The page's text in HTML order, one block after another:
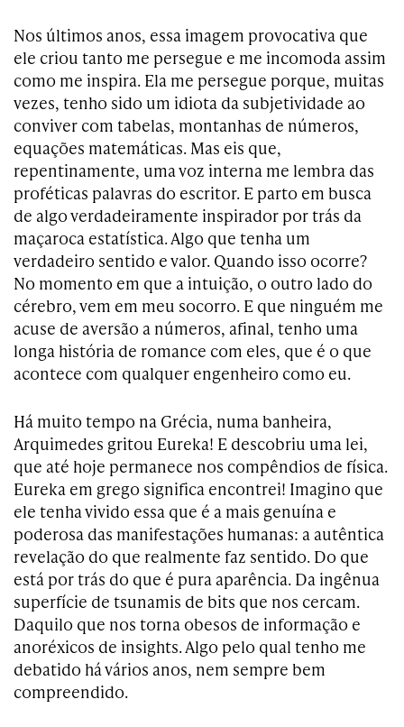
Nos últimos anos, essa imagem provocativa que
ele criou tanto me persegue e me incomoda assim
como me inspira. Ela me persegue porque, muitas
vezes, tenho sido um idiota da subjetividade ao
conviver com tabelas, montanhas de números,
equações matemáticas. Mas eis que,
repentinamente, uma voz interna me lembra das
proféticas palavras do escritor. E parto em busca
de algo verdadeiramente inspirador por trás da
maçaroca estatística. Algo que tenha um
verdadeiro sentido e valor. Quando isso ocorre?
No momento em que a intuição, o outro lado do
cérebro, vem em meu socorro. E que ninguém me
acuse de aversão a números, afinal, tenho uma
longa história de romance com eles, que é o que
acontece com qualquer engenheiro como eu.
Há muito tempo na Grécia, numa banheira,
Arquimedes gritou Eureka! E descobriu uma lei,
que até hoje permanece nos compêndios de física.
Eureka em grego significa encontrei! Imagino que
ele tenha vivido essa que é a mais genuína e
poderosa das manifestações humanas: a autêntica
revelação do que realmente faz sentido. Do que
está por trás do que é pura aparência. Da ingênua
superfície de tsunamis de bits que nos cercam.
Daquilo que nos torna obesos de informação e
anoréxicos de insights. Algo pelo qual tenho me
debatido há vários anos, nem sempre bem
compreendido.